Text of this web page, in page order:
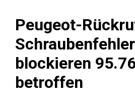
Peugeot-
blockieren
betroffen